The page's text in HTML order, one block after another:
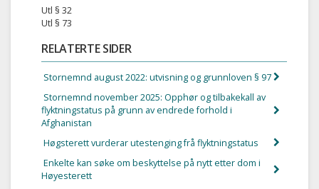
Utl § 32
Utl § 73
RELATERTE SIDER
Stornemnd august 2022: utvisning og grunnloven § 97
Stornemnd november 2025: Opphør og tilbakekall av
flyktningstatus på grunn av endrede forhold i
Afghanistan
Høgsterett vurderar utestenging frå flyktningstatus
Enkelte kan søke om beskyttelse på nytt etter dom i
Høyesterett